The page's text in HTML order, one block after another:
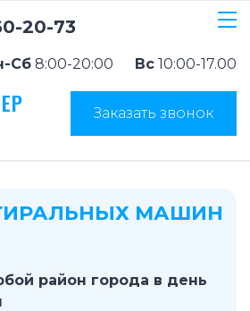
20-73
Сб 8:00-20:00 Вс 10:00-17.00
Заказать звонок
МАШИН
район города в день